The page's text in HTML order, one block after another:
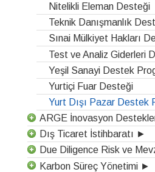
Nitelikli Eleman Desteği
Teknik Danışmanlık
Sınai Mülkiyet Hakları
Test ve Analiz Giderleri
Yeşil Sanayi Destek
Yurtiçi Fuar Desteği
Yurt Dışı Pazar Destek
ARGE İnovasyon
Dış Ticaret İstihbaratı ►
Due Diligence Risk ve
Karbon Süreç Yönetimi ►